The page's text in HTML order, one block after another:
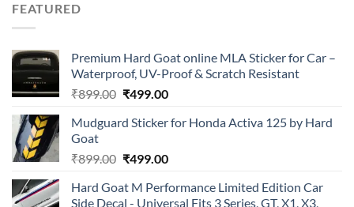
FEATURED
Premium Hard Goat online MLA Sticker for Car –
Waterproof, UV-Proof & Scratch Resistant
₹899.00 Original
was:
₹499.00Current
is:
Mudguard Sticker for Honda Activa 125 by Hard
Goat
₹899.00 Original
was:
₹499.00Current
is:
Hard Goat M Performance Limited Edition Car
Side Decal - Universal Fits 3 Series, GT, X1, X3,